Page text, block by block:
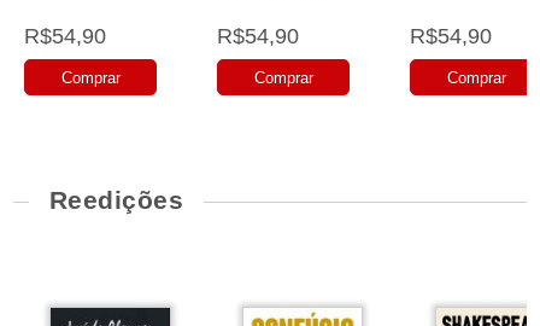
R$54,90
Comprar
R$54,90
Comprar
R$54,90
Comprar
Reedições